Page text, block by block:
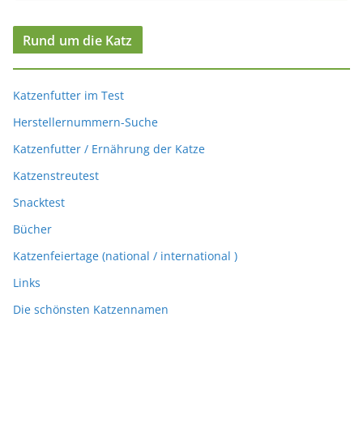
Rund um die Katz
Katzenfutter im Test
Herstellernummern-Suche
Katzenfutter / Ernährung der Katze
Katzenstreutest
Snacktest
Bücher
Katzenfeiertage (national / international )
Links
Die schönsten Katzennamen